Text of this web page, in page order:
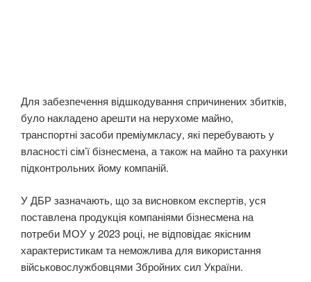
Для забезпечення відшкодування спричинених збитків,
було накладено арешти на нерухоме майно,
транспортні засоби преміумкласу, які перебувають у
власності сім’ї бізнесмена, а також на майно та рахунки
підконтрольних йому компаній.
У ДБР зазначають, що за висновком експертів, уся
поставлена продукція компаніями бізнесмена на
потреби МОУ у 2023 році, не відповідає якісним
характеристикам та неможлива для використання
військовослужбовцями Збройних сил України.